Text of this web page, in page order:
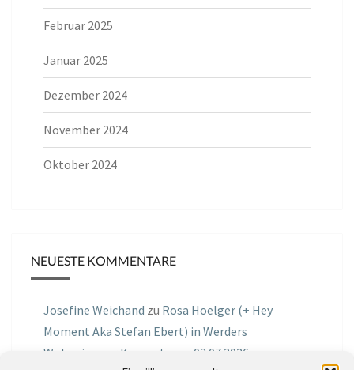
Februar 2025
Januar 2025
Dezember 2024
November 2024
Oktober 2024
NEUESTE KOMMENTARE
Josefine Weichand zu Rosa Hoelger (+ Hey
Moment Aka Stefan Ebert) in Werders
Wohnzimmer Konzerte am 03.07.2026